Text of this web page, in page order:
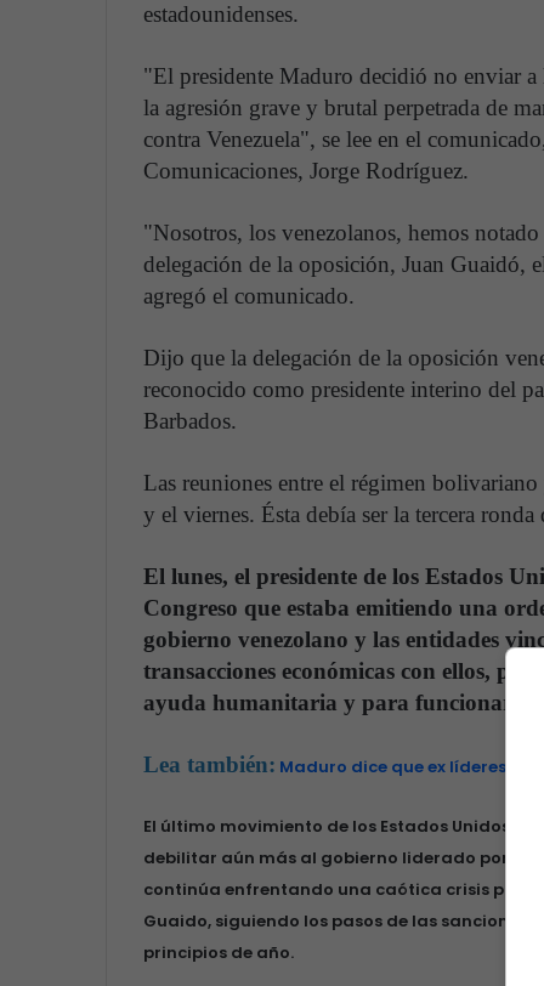
estadounidenses.
"El presidente Maduro decidió no enviar a
la agresión grave y brutal perpetrada de
contra Venezuela", se lee en el
Comunicaciones, Jorge Rodríguez.
"Nosotros, los venezolanos, hemos
delegación de la oposición, Juan Guaidó,
agregó el comunicado.
Dijo que la delegación de la oposición
reconocido como presidente interino del
Barbados.
Las reuniones entre el régimen
y el viernes. Ésta debía ser la tercera
El lunes, el presidente de los Estados
Congreso que estaba emitiendo una
gobierno venezolano y las entidades
transacciones económicas con ellos,
ayuda humanitaria y para funcionarios
Lea también: Maduro dice que ex líderes
El último movimiento de los Estados Unidos
debilitar aún más al gobierno liderado por
continúa enfrentando una caótica crisis
Guaido, siguiendo los pasos de las sanciones
principios de año.